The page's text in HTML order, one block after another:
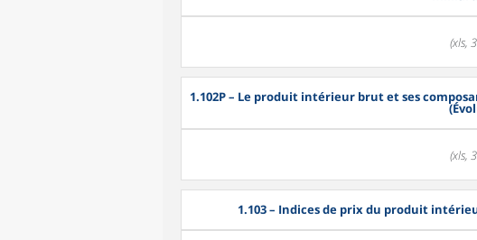
(xls,
1.102P– Le produit intérieur brut et ses
(xls,
1.103– Indices de prix du produit